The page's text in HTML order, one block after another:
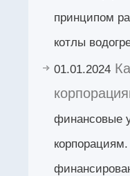
принципом
котлы
01.01.2024
финансовые